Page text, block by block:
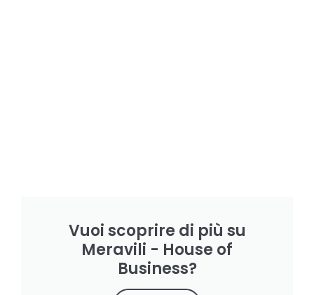
Vuoi scoprire di più su
Meravili - House of
Business?